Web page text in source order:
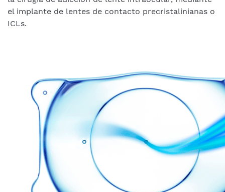
el implante de lentes de contacto precristalinianas o
ICLs.